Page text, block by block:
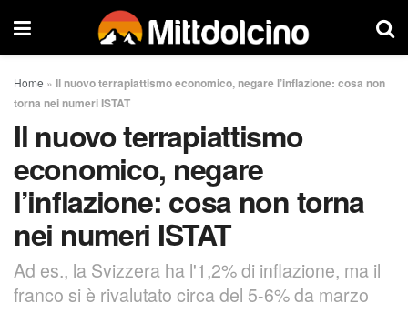
Home » Il nuovo terrapiattismo economico, negare l’inflazione: cosa non
torna nei numeri ISTAT
Il nuovo terrapiattismo
economico, negare
l’inflazione: cosa non torna
nei numeri ISTAT
Ad es., la Svizzera ha l'1,2% di inflazione, ma il
franco si è rivalutato circa del 5-6% da marzo